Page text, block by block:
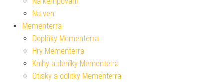
Na ven
Mementerra
Doplňky Mementerra
Hry Mementerra
Knihy a deníky Mementerra
Otisky a odlitky Mementerra